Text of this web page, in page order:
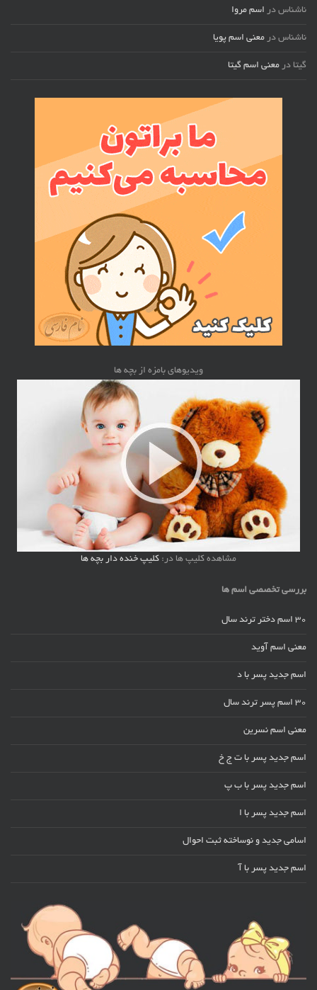
ناشناس در اسم مروا
ناشناس در معنی اسم پویا
گیتا در معنی اسم گیتا
ویدیوهای بامزه از بچه ها
مشاهده کلیپ ها در: کلیپ خنده دار بچه ها
بررسی تخصصی اسم ها
30 اسم دختر ترند سال
معنی اسم آوید
اسم جدید پسر با د
30 اسم پسر ترند سال
معنی اسم نسرین
اسم جدید پسر با ت ج خ
اسم جدید پسر با ب پ
اسم جدید پسر با ا
اسامی جدید و نوساخته ثبت احوال
اسم جدید پسر با آ